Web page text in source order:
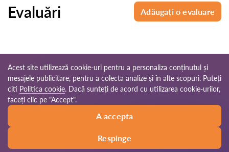
Evaluări Adăugați o evaluare
© 2026 Avocati-ro.com
Acest site utilizează cookie-uri pentru a personaliza conținutul și
mesajele publicitare, pentru a colecta analize și în alte scopuri. Puteți
citi Politica cookie. Dacă sunteți de acord cu utilizarea cookie-urilor,
faceți clic pe "Accept".
A accepta
Respinge